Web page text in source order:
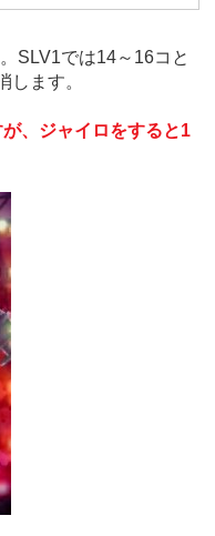
SLV1では14～16コと
します。
、ジャイロをすると1